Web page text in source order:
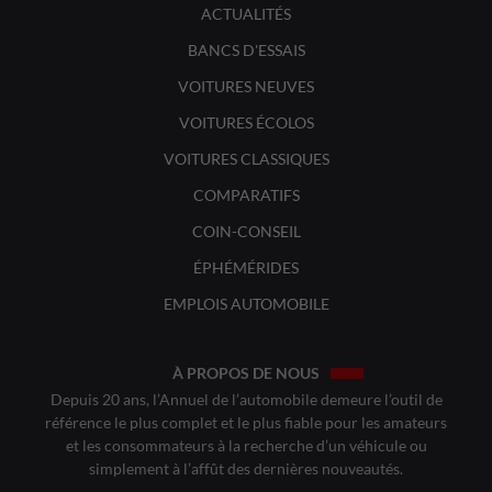
ACTUALITÉS
BANCS D'ESSAIS
VOITURES NEUVES
VOITURES ÉCOLOS
VOITURES CLASSIQUES
COMPARATIFS
COIN-CONSEIL
ÉPHÉMÉRIDES
EMPLOIS AUTOMOBILE
À PROPOS DE NOUS
Depuis 20 ans, l’Annuel de l’automobile demeure l’outil de
référence le plus complet et le plus fiable pour les amateurs
et les consommateurs à la recherche d’un véhicule ou
simplement à l’affût des dernières nouveautés.